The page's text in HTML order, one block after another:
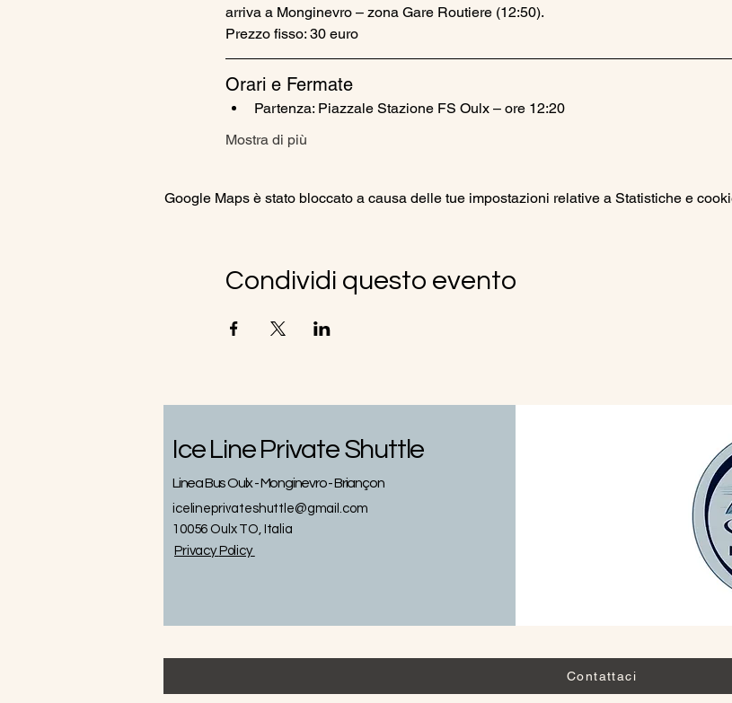
arriva a Monginevro – zona Gare Routiere (12:50).
Prezzo fisso: 30 euro
Orari e Fermate
Partenza: Piazzale Stazione FS Oulx – ore 12:20
Mostra di più
Google Maps è stato bloccato a causa delle tue impostazioni relative a Statistiche e
Condividi questo evento
Ice Line Private Shuttle
Linea Bus Oulx - Monginevro - Briançon
icelineprivateshuttle@gmail.com
10056 Oulx TO, Italia
Privacy Policy
Contattaci